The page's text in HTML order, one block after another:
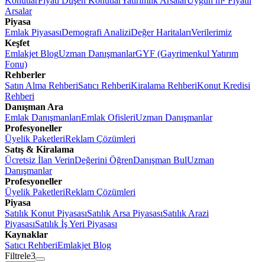
Arsalar
Piyasa
Emlak PiyasasıDemografi AnaliziDeğer HaritalarıVerilerimiz
Keşfet
Emlakjet BlogUzman DanışmanlarGYF (Gayrimenkul Yatırım
Fonu)
Rehberler
Satın Alma RehberiSatıcı RehberiKiralama RehberiKonut Kredisi
Rehberi
Danışman Ara
Emlak DanışmanlarıEmlak OfisleriUzman Danışmanlar
Profesyoneller
Üyelik PaketleriReklam Çözümleri
Satış & Kiralama
Ücretsiz İlan VerinDeğerini ÖğrenDanışman BulUzman
Danışmanlar
Profesyoneller
Üyelik PaketleriReklam Çözümleri
Piyasa
Satılık Konut PiyasasıSatılık Arsa PiyasasıSatılık Arazi
PiyasasıSatılık İş Yeri Piyasası
Kaynaklar
Satıcı RehberiEmlakjet Blog
Filtrele3